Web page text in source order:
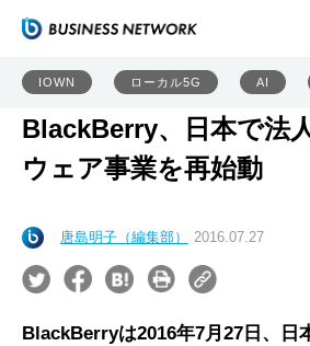
IOWN ローカル5G AI
BlackBerry、日本で法
ウェア事業を再始動
唐島明子（編集部） 2016.07.27
BlackBerryは2016年7月27日、日